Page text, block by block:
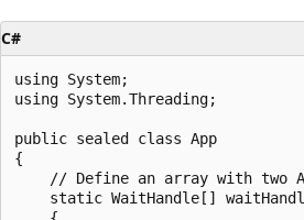
C#
using System;
using System.Threading;
public sealed class App
{
// Define an array with two
static WaitHandle[]